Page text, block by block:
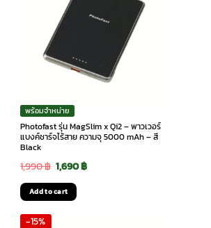
พร้อมจำหน่าย
Photofast รุ่น MagSlim x Qi2 – พาวเวอร์
แบงค์ชาร์จไร้สาย ความจุ 5000 mAh – สี
Black
1,990฿ Original
price
was:
1,690฿Current
Add to cart
-15%